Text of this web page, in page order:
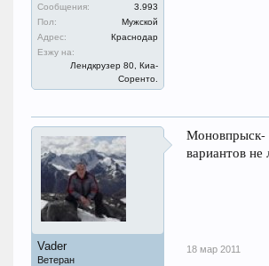
Сообщения:
3.993
Пол:
Мужской
Адрес:
Краснодар
Езжу на:
Лендкрузер 80, Киа-
Соренто.
Vader
Ветеран
Моновпрыск-
вариантов
18 мар 2011